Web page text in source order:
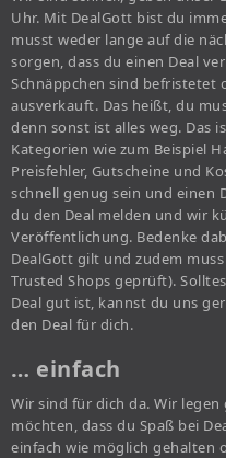
Uhr. Mit DealGott bist du
musst weder lange auf die
sorgen, dass du einen Deal
Schnäppchen sind befristetet
ausverkauft. Das heißt, du
denn sonst ist alles weg. Das
Kategorien wie zum Beispiel
Preisfehler, Gutscheine und
schnell genug sein und einen
du den Deal melden und wir
Veröffentlichung. Bedenke
DealGott gilt und zudem
Trusted Shops geprüft).
Deal gut ist, kannst du uns
den Deal für dich.
… einfach
Wir sind für dich da. Wir
möchten, dass du Spaß bei
einfach wie möglich gehalten